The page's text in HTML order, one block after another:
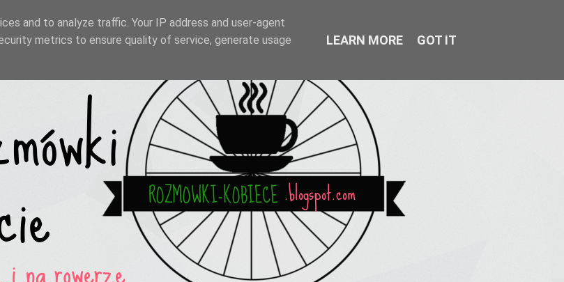
and to analyze traffic. Your IP address and user-agent
metrics to ensure quality of service, generate usage
LEARN MORE GOT IT